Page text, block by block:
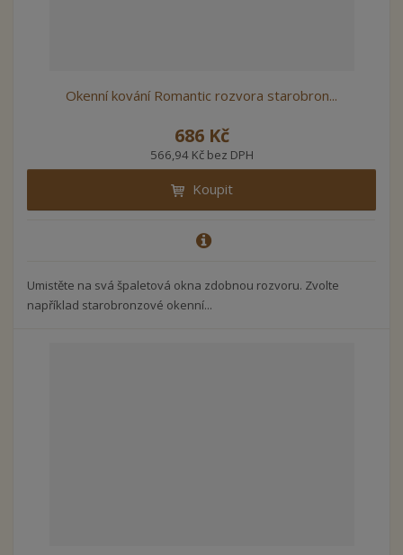
Okenní kování Romantic rozvora starobron...
686 Kč
566,94 Kč bez DPH
Koupit
Umistěte na svá špaletová okna zdobnou rozvoru. Zvolte
například starobronzové okenní...